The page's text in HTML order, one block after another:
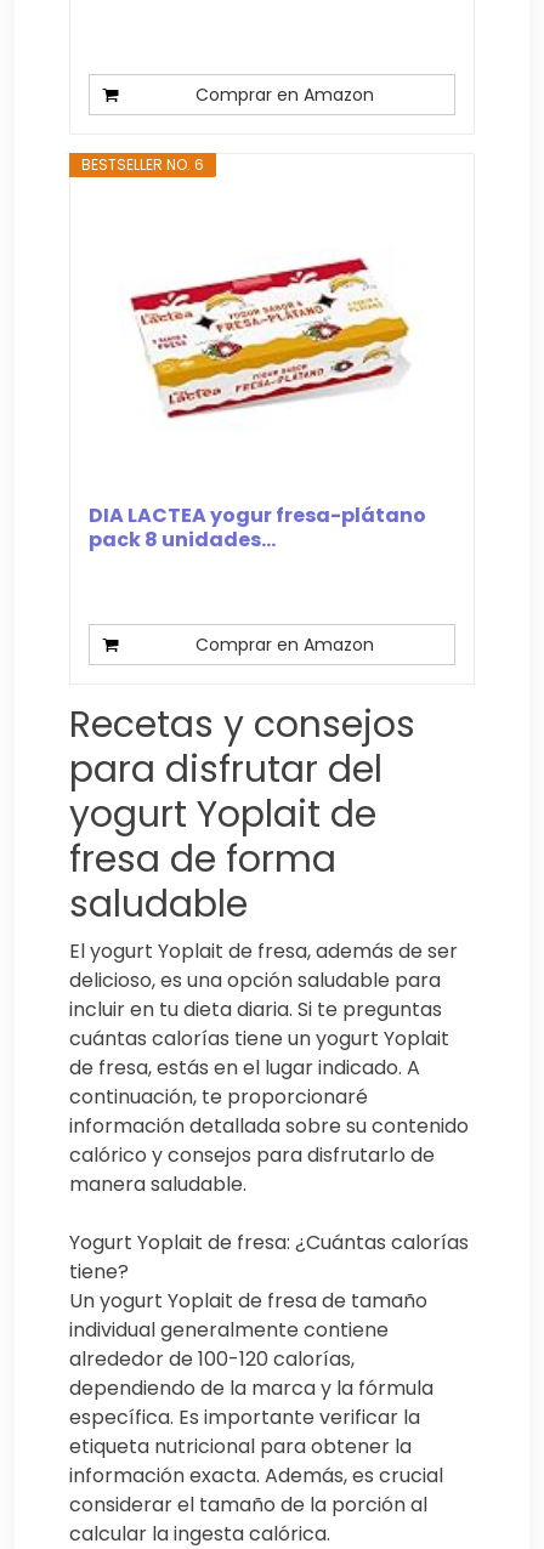
Comprar en Amazon
BESTSELLER NO. 6
DIA LACTEA yogur fresa-plátano
pack 8 unidades...
Comprar en Amazon
Recetas y consejos
para disfrutar del
yogurt Yoplait de
fresa de forma
saludable
El yogurt Yoplait de fresa, además de ser
delicioso, es una opción saludable para
incluir en tu dieta diaria. Si te preguntas
cuántas calorías tiene un yogurt Yoplait
de fresa, estás en el lugar indicado. A
continuación, te proporcionaré
información detallada sobre su contenido
calórico y consejos para disfrutarlo de
manera saludable.
Yogurt Yoplait de fresa: ¿Cuántas calorías
tiene?
Un yogurt Yoplait de fresa de tamaño
individual generalmente contiene
alrededor de 100-120 calorías,
dependiendo de la marca y la fórmula
específica. Es importante verificar la
etiqueta nutricional para obtener la
información exacta. Además, es crucial
considerar el tamaño de la porción al
calcular la ingesta calórica.